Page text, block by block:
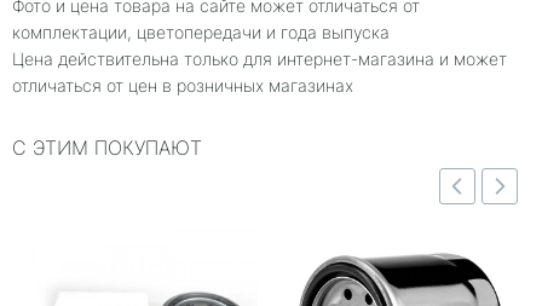
Фото и цена товара на сайте может отличаться от
комплектации, цветопередачи и года выпуска
Цена действительна только для интернет-магазина и может
отличаться от цен в розничных магазинах
С ЭТИМ ПОКУПАЮТ
Быстрый просмотр